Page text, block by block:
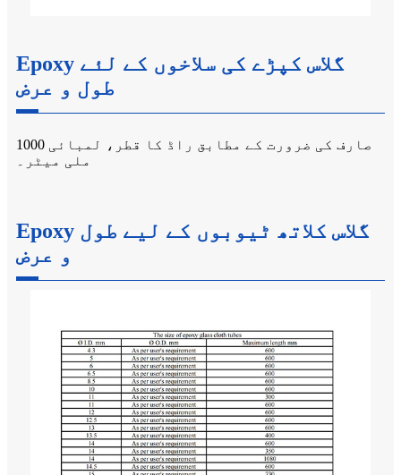
Epoxy گلاس کپڑے کی سلاخوں کے لئے
طول و عرض
صارف کی ضرورت کے مطابق راڈ کا قطر، لمبائی 1000
ملی میٹر۔
Epoxy گلاس کلاتھ ٹیوبوں کے لیے طول
و عرض